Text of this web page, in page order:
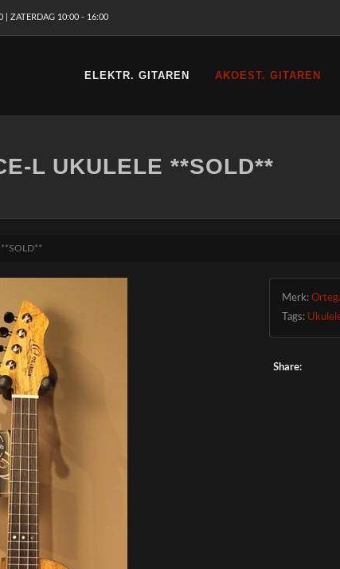
| ZATERDAG 10:00 - 16:00
ELEKTR. GITAREN AKOEST. GITAREN
L UKULELE **SOLD**
Merk:
Tags:
Share: